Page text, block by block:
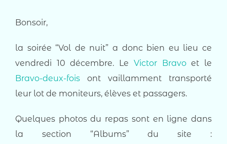
Bonsoir,
la soirée “Vol de nuit” a donc bien eu lieu ce
vendredi 10 décembre. Le Victor Bravoet le
Bravo-deux-fois ont vaillamment transporté
leur lot de moniteurs, élèves et passagers.
Quelques photos du repas sont en ligne dans
la section “Albums” du site :